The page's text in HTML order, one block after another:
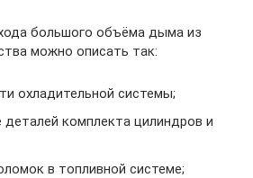
большого объёма дыма из
можно описать так:
охладительной системы;
деталей комплекта цилиндров и
в топливной системе;